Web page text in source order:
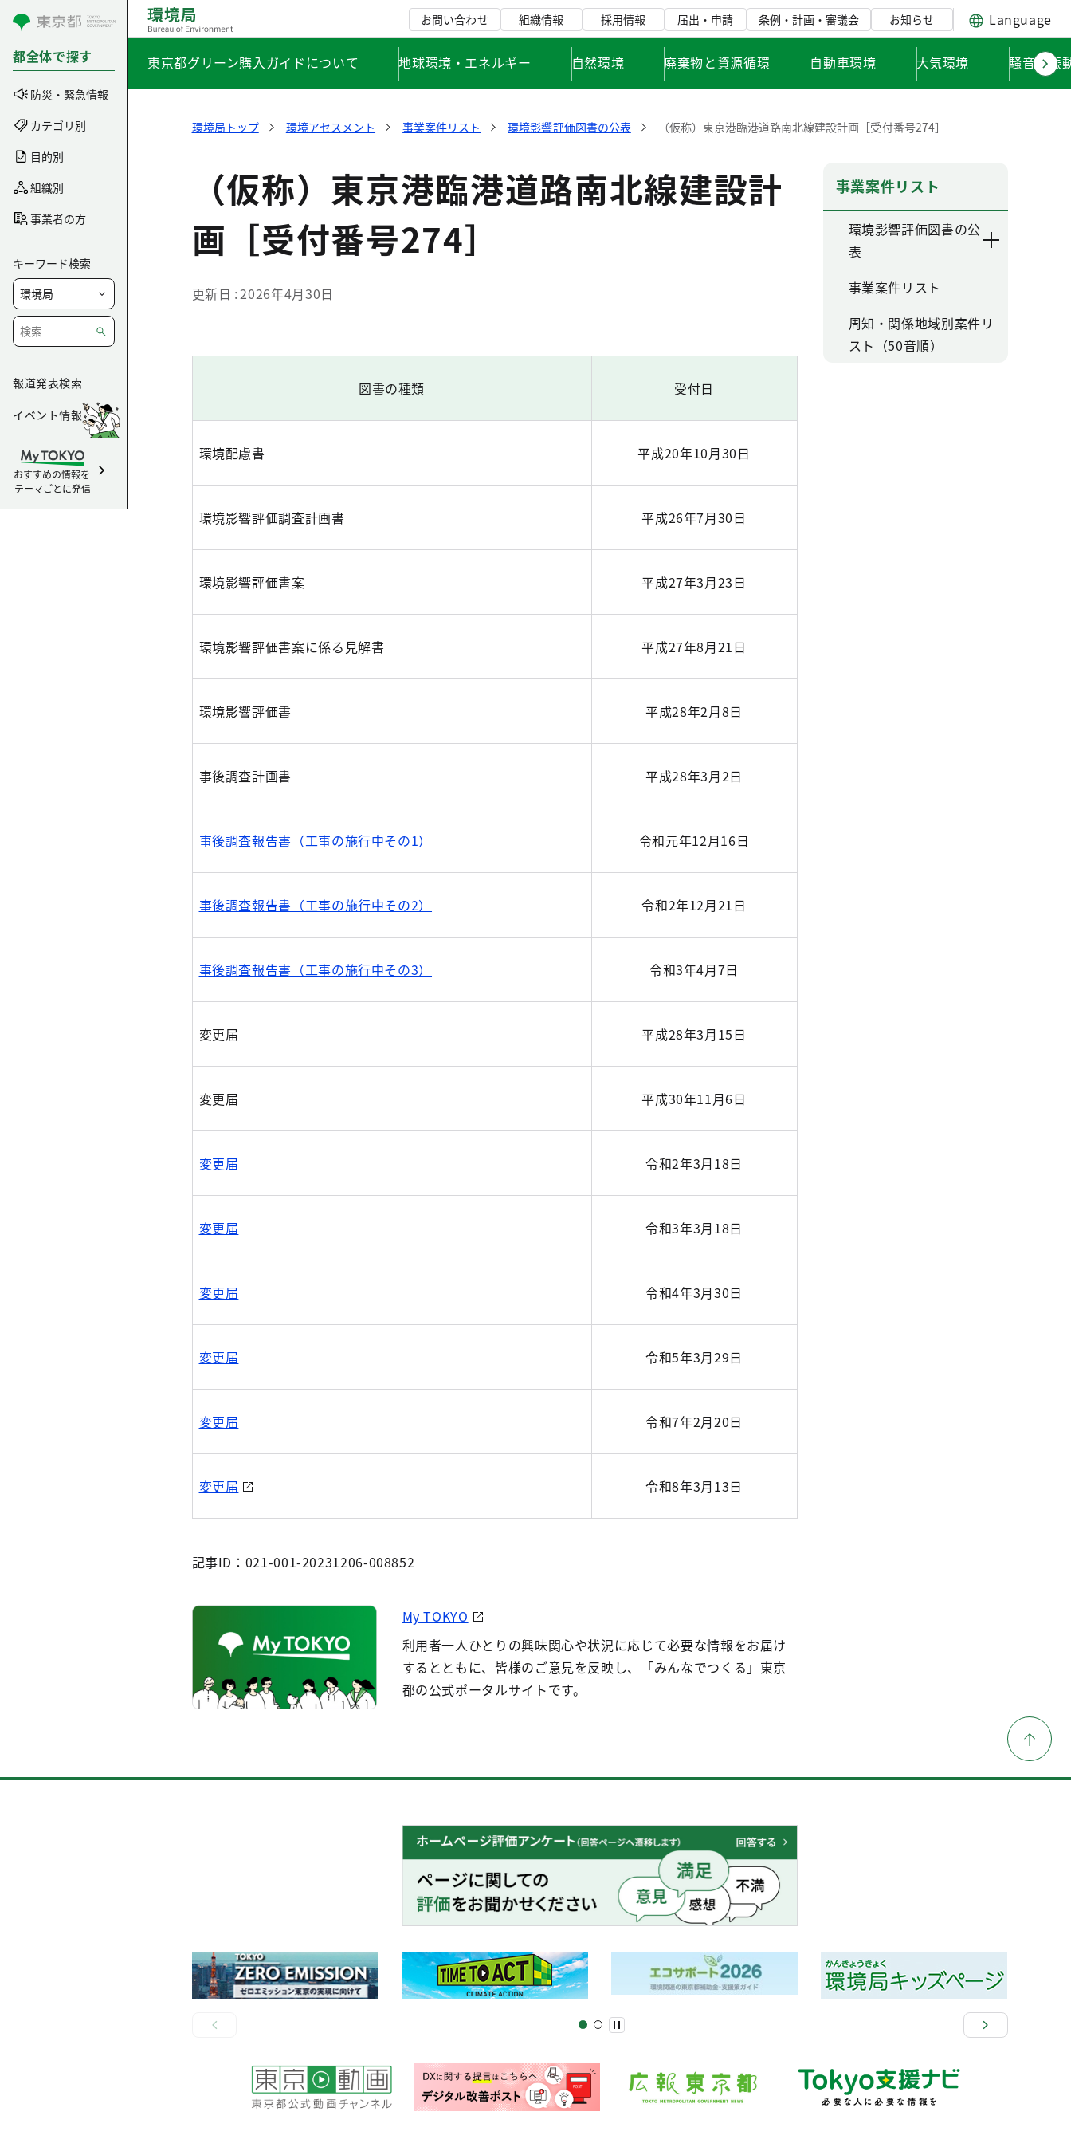
コンテンツにスキップ
都全体で探す
防災・緊急情報
カテゴリ別
目的別
組織別
事業者の方
キーワード検索
報道発表検索
イベント情報
おすすめの情報を
テーマごとに発信
お問い合わせ 組織情報 採用情報 届出・申請 条例・計画・審議会 お知らせ Language
東京都グリーン購入ガイドについて 地球環境・エネルギー 自然環境 廃棄物と資源循環 自動車環境 大気環境 騒音・振
環境局トップ 環境アセスメント 事業案件リスト 環境影響評価図書の公表 （仮称）東京港臨港道路南北線建設計画［受付番号274］
（仮称）東京港臨港道路南北線建設計
画［受付番号274］
更新日 2026年4月30日
図書の種類 受付日
環境配慮書 平成20年10月30日
環境影響評価調査計画書 平成26年7月30日
環境影響評価書案 平成27年3月23日
環境影響評価書案に係る見解書 平成27年8月21日
環境影響評価書 平成28年2月8日
事後調査計画書 平成28年3月2日
事後調査報告書（工事の施行中その1） 令和元年12月16日
事後調査報告書（工事の施行中その2） 令和2年12月21日
事後調査報告書（工事の施行中その3） 令和3年4月7日
変更届 平成28年3月15日
変更届 平成30年11月6日
変更届 令和2年3月18日
変更届 令和3年3月18日
変更届 令和4年3月30日
変更届 令和5年3月29日
変更届 令和7年2月20日
変更届 令和8年3月13日
記事ID：021-001-20231206-008852
My TOKYO
利用者一人ひとりの興味関心や状況に応じて必要な情報をお届け
するとともに、皆様のご意見を反映し、「みんなでつくる」東京
都の公式ポータルサイトです。
事業案件リスト
環境影響評価図書の公
表
事業案件リスト
周知・関係地域別案件リ
スト（50音順）